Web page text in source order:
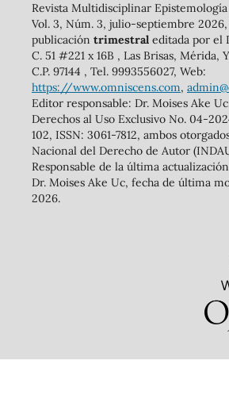
Revista Multidisciplinar
Vol. 3, Núm. 3, julio-septiembre 2026,
publicación trimestraleditada por el
C. 51 #221 x 16B , Las Brisas, Mérida,
C.P. 97144 , Tel. 9993556027, Web:
https://www.omniscens.com,
Editor responsable: Dr. Moises Ake
Derechos al Uso Exclusivo No. 04-
102, ISSN: 3061-7812, ambos
Nacional del Derecho de Autor
Responsable de la última
Dr. Moises Ake Uc, fecha de última
2026.